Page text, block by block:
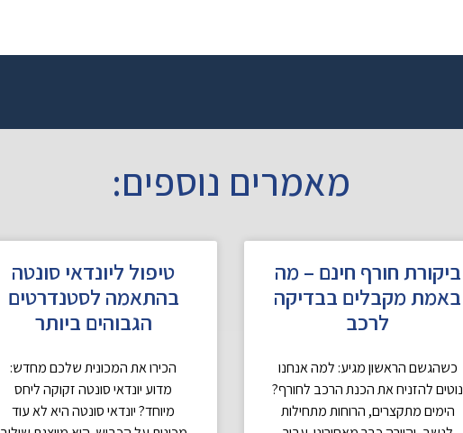
מאמרים נוספים:
ביקורת חורף חינם – מה
באמת מקבלים בבדיקה
לרכב
כשהגשם הראשון מגיע: למה אנחנו
נוטים להזניח את הכנת הרכב לחורף?
הימים מתקצרים, הרוחות מתחילות
טיפול ליונדאי סונטה
בהתאמה לסטנדרטים
הגבוהים ביותר
הכירו את המכונית שלכם מחדש:
מדוע יונדאי סונטה זקוקה ליחס
מיוחד? יונדאי סונטה היא לא עוד